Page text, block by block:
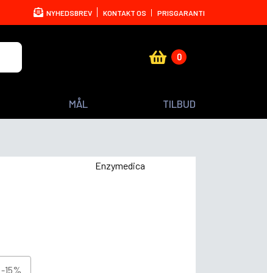
NYHEDSBREV KONTAKT OS PRISGARANTI
0
MÅL TILBUD
Enzymedica
-15%